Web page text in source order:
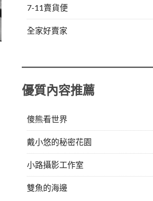
7-11賣貨便
全家好賣家
優質內容推薦
傻熊看世界
戴小悠的秘密花園
小路攝影工作室
雙魚的海邊